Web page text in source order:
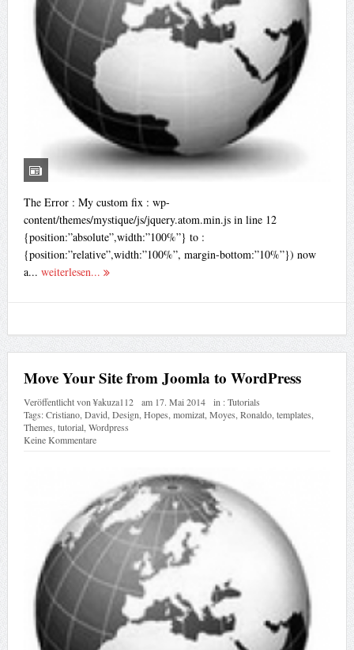
The Error : My custom fix : wp-
content/themes/mystique/js/jquery.atom.min.js in line 12
{position:”absolute”,width:”100%”} to :
{position:”relative”,width:”100%”, margin-bottom:”10%”}) now
a... weiterlesen...
Move Your Site from Joomla to WordPress
Veröffentlicht von¥akuza112 am 17. Mai 2014 in :Tutorials
Tags:Cristiano, David, Design Hopes momizat, Moyes Ronaldo, templates
Themes tutorial, Wordpress
Keine Kommentare